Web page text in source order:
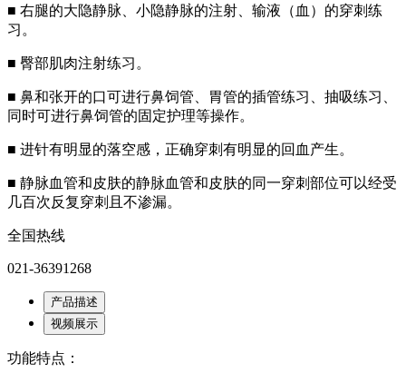
■ 右腿的大隐静脉、小隐静脉的注射、输液（血）的穿刺练
习。
■ 臀部肌肉注射练习。
■ 鼻和张开的口可进行鼻饲管、胃管的插管练习、抽吸练习、
同时可进行鼻饲管的固定护理等操作。
■ 进针有明显的落空感，正确穿刺有明显的回血产生。
■ 静脉血管和皮肤的静脉血管和皮肤的同一穿刺部位可以经受
几百次反复穿刺且不渗漏。
全国热线
021-36391268
产品描述
视频展示
功能特点：